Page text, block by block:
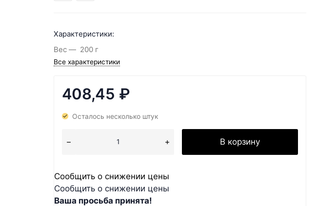
Характеристики:
Вес
200 г
Все характеристики
408,45 ₽
Осталось несколько штук
В корзину
Сообщить о снижении цены
Сообщить о снижении цены
Ваша просьба принята!